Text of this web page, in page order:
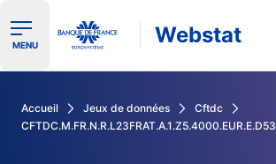
Ouvrir le menu de navigation
MENU Webstat
Accueil Jeux de données
Cftdc
CFTDC.M.FR.N.R.L23FRAT.A.1.Z5.4000.EUR.E.D53